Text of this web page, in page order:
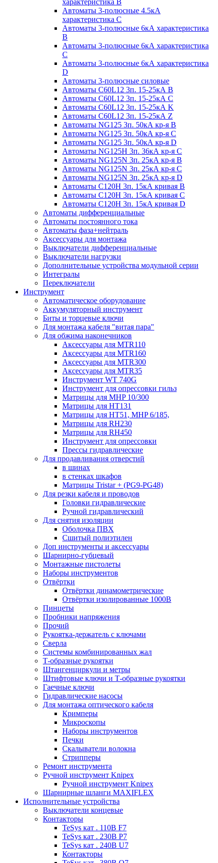
Автоматы 3-полюсные 4.5кА
характеристика С
Автоматы 3-полюсные 6кА характеристика
B
Автоматы 3-полюсные 6кА характеристика
C
Автоматы 3-полюсные 6кА характеристика
D
Автоматы 3-полюсные силовые
Автоматы C60L12 3п. 15-25кА B
Автоматы C60L12 3п. 15-25кА C
Автоматы C60L12 3п. 15-25кА K
Автоматы C60L12 3п. 15-25кА Z
Автоматы NG125 3п. 50кА кр-я B
Автоматы NG125 3п. 50кА кр-я C
Автоматы NG125 3п. 50кА кр-я D
Автоматы NG125H 3п. 36кА кр-я C
Автоматы NG125N 3п. 25кА кр-я B
Автоматы NG125N 3п. 25кА кр-я C
Автоматы NG125N 3п. 25кА кр-я D
Автоматы С120Н 3п. 15кА кривая B
Автоматы С120Н 3п. 15кА кривая C
Автоматы С120Н 3п. 15кА кривая D
Автоматы дифференциальные
Автоматы постоянного тока
Автоматы фаза+нейтраль
Аксессуары для монтажа
Выключатели дифференциальные
Выключатели нагрузки
Дополнительные устройства модульной серии
Интегралы
Переключатели
Инструмент
Автоматическое оборудование
Аккумуляторный инструмент
Биты и торцевые ключи
Для монтажа кабеля "витая пара"
Для обжима наконечников
Аксессуары для MTR110
Аксессуары для MTR160
Аксессуары для MTR300
Аксессуары для MTR35
Инструмент WT 740G
Инструмент для опрессовки гильз
Матрицы для MHP 10/300
Матрицы для НТ131
Матрицы для НТ51, MHP 6/185,
Матрицы для RH230
Матрицы для RH450
Инструмент для опрессовки
Прессы гидравлические
Для продавливания отверстий
в шинах
в стенках шкафов
Матрицы Tristar + (PG9-PG48)
Для резки кабеля и проводов
Головки гидравлические
Ручной гидравлический
Для снятия изоляции
Оболочка ПВХ
Сшитый полиэтилен
Доп инструменты и аксессуары
Шарнирно-губцевый
Монтажные пистолеты
Наборы инструментов
Отвёртки
Отвёртки динамометрические
Отвёртки изолированные 1000В
Пинцеты
Пробники напряжения
Прочий
Рукоятка-держатель с ключами
Сверла
Системы комбинированных жал
Т-образные рукоятки
Штангенциркули и метры
Штифтовые ключи и Т-образные рукоятки
Гаечные ключи
Гидравлические насосы
Для монтажа оптического кабеля
Кримперы
Микроскопы
Наборы инструментов
Печки
Скалыватели волокна
Стрипперы
Ремонт инструмента
Ручной инструмент Knipex
Ручной инструмент Knipex
Шарнирные шланги MAXIFLEX
Исполнительные устройства
Выключатели концевые
Контакторы
TeSys кат . 110В F7
TeSys кат . 230В P7
TeSys кат . 240В U7
Контакторы